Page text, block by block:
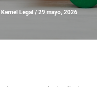
Kernel Legal / 29 mayo, 2026